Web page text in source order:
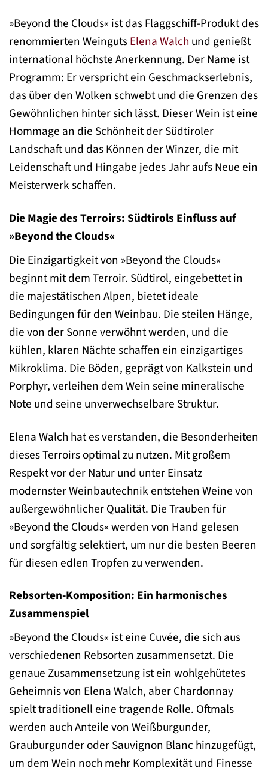
»Beyond the Clouds« ist das Flaggschiff-Produkt des
renommierten WeingutsElena Walch und genießt
international höchste Anerkennung. Der Name ist
Programm: Er verspricht ein Geschmackserlebnis,
das über den Wolken schwebt und die Grenzen des
Gewöhnlichen hinter sich lässt. Dieser Wein ist eine
Hommage an die Schönheit der Südtiroler
Landschaft und das Können der Winzer, die mit
Leidenschaft und Hingabe jedes Jahr aufs Neue ein
Meisterwerk schaffen.
Die Magie des Terroirs: Südtirols Einfluss auf
»Beyond the Clouds«
Die Einzigartigkeit von »Beyond the Clouds«
beginnt mit dem Terroir. Südtirol, eingebettet in
die majestätischen Alpen, bietet ideale
Bedingungen für den Weinbau. Die steilen Hänge,
die von der Sonne verwöhnt werden, und die
kühlen, klaren Nächte schaffen ein einzigartiges
Mikroklima. Die Böden, geprägt von Kalkstein und
Porphyr, verleihen dem Wein seine mineralische
Note und seine unverwechselbare Struktur.
Elena Walch hat es verstanden, die Besonderheiten
dieses Terroirs optimal zu nutzen. Mit großem
Respekt vor der Natur und unter Einsatz
modernster Weinbautechnik entstehen Weine von
außergewöhnlicher Qualität. Die Trauben für
»Beyond the Clouds« werden von Hand gelesen
und sorgfältig selektiert, um nur die besten Beeren
für diesen edlen Tropfen zu verwenden.
Rebsorten-Komposition: Ein harmonisches
Zusammenspiel
»Beyond the Clouds« ist eine Cuvée, die sich aus
verschiedenen Rebsorten zusammensetzt. Die
genaue Zusammensetzung ist ein wohlgehütetes
Geheimnis von Elena Walch, aber Chardonnay
spielt traditionell eine tragende Rolle. Oftmals
werden auch Anteile von Weißburgunder,
Grauburgunder oder Sauvignon Blanc hinzugefügt,
um dem Wein noch mehr Komplexität und Finesse